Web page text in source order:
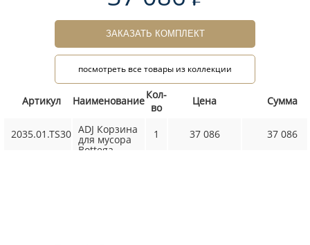
ЗАКАЗАТЬ КОМПЛЕКТ
посмотреть все товары из коллекции
Артикул НаименованиеКол-
во
Цена Сумма
2035.01.TS30 ADJ Корзина
для мусора
Bottega,
1 37 086 37 086